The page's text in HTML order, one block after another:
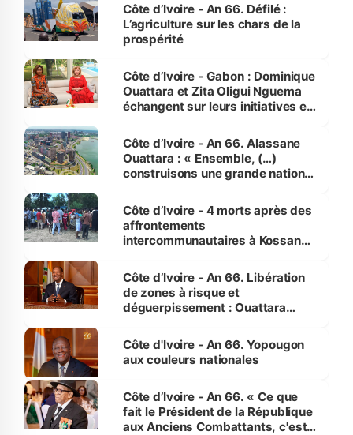
Côte d’Ivoire - An 66. Défilé :
L’agriculture sur les chars de la
prospérité
Côte d’Ivoire - Gabon : Dominique
Ouattara et Zita Oligui Nguema
échangent sur leurs initiatives en
enfants
Côte d’Ivoire - An 66. Alassane
Ouattara : « Ensemble, (…)
construisons une grande nation
générations futures »
Côte d’Ivoire - 4 morts après des
affrontements
intercommunautaires à Kossandji
milieu des sinistrés
Côte d’Ivoire - An 66. Libération
de zones à risque et
déguerpissement : Ouattara
l'Etat de droit pour préserver les
vies humaines »
Côte d'Ivoire - An 66. Yopougon
aux couleurs nationales
Côte d’Ivoire - An 66. « Ce que
fait le Président de la République
aux Anciens Combattants, c'est